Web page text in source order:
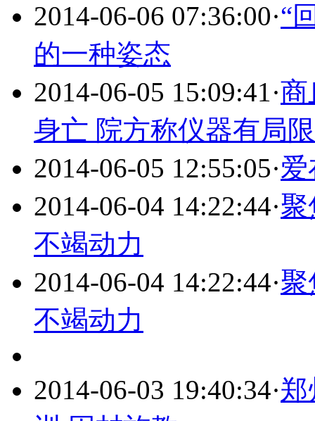
2014-06-06 07:36:00·“
的一种姿态
2014-06-05 15:09:41·商
身亡 院方称仪器有局限
2014-06-05 12:55:05·爱
2014-06-04 14:22:44·聚
不竭动力
2014-06-04 14:22:44·聚
不竭动力
2014-06-03 19:40:34·郑